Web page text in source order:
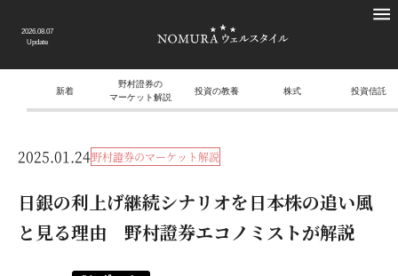
2026.08.07
Update
新着
野村證券の
マーケット解説
投資の教養 株式 投資信託
2025.01.24野村證券のマーケット解説
日銀の利上げ継続シナリオを日本株の追い風
と見る理由 野村證券エコノミストが解説